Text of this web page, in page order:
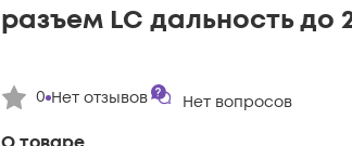
База знаний
разъем LC дальность до
0 Нет отзывов Нет вопросов